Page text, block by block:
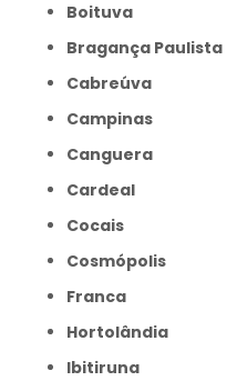
Boituva
Bragança Paulista
Cabreúva
Campinas
Canguera
Cardeal
Cocais
Cosmópolis
Franca
Hortolândia
Ibitiruna